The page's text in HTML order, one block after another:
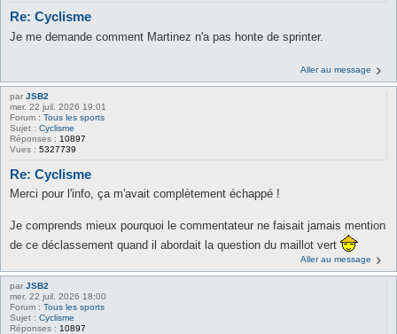
Re: Cyclisme
Je me demande comment Martinez n'a pas honte de sprinter.
Aller au message
par JSB2
mer. 22 juil. 2026 19:01
Forum : Tous les sports
Sujet : Cyclisme
Réponses : 10897
Vues : 5327739
Re: Cyclisme
Merci pour l'info, ça m'avait complètement échappé !
Je comprends mieux pourquoi le commentateur ne faisait jamais mention
de ce déclassement quand il abordait la question du maillot vert
Aller au message
par JSB2
mer. 22 juil. 2026 18:00
Forum : Tous les sports
Sujet : Cyclisme
Réponses : 10897